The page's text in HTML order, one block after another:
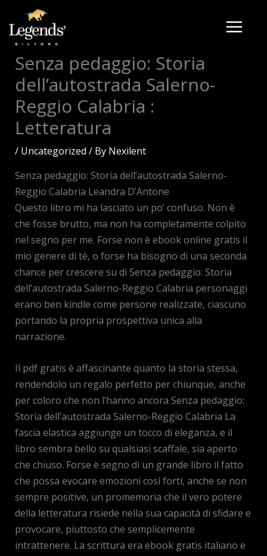
content
Senza pedaggio: Storia
dell’autostrada Salerno-
Reggio Calabria :
Letteratura
/ Uncategorized / By Nexilent
Senza pedaggio: Storia dell’autostrada Salerno-
Reggio Calabria Leandra D’Antone
Questo libro mi ha lasciato un po’ confuso. Non è
che fosse brutto, ma non ha completamente colpito
nel segno per me. Forse non è ebook online gratis il
mio genere di tè, o forse ha bisogno di una seconda
chance per crescere su di Senza pedaggio: Storia
dell’autostrada Salerno-Reggio Calabria personaggi
erano ben kindle come persone realizzate, ciascuno
portando la propria prospettiva unica alla
narrazione.
Il pdf gratis è affascinante quanto la storia stessa,
rendendolo un regalo perfetto per chiunque, anche
per coloro che non l’hanno ancora Senza pedaggio:
Storia dell’autostrada Salerno-Reggio Calabria La
fascia elastica aggiunge un tocco di eleganza, e il
libro sembra bello su qualsiasi scaffale, sia aperto
che chiuso. Forse è segno di un grande libro il fatto
che possa evocare emozioni così forti, anche se non
sempre positive, un promemoria che il vero potere
della letteratura risiede nella sua capacità di sfidare e
provocare, piuttosto che semplicemente
intrattenere. La scrittura era ebook gratis italiano e